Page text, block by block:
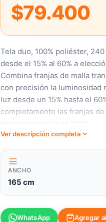
$79.400
Tela duo, 100% poliéster,
desde el 15% al 60% a
Combina franjas de malla
con precisión la luminosidad
luz desde un 15% hasta el
completamente las franjas
Ver descripción completa
ANCHO
165 cm
WhatsApp Agregar